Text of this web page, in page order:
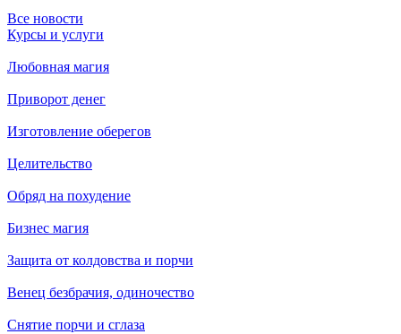
Все новости
Курсы и услуги
Любовная магия
Приворот денег
Изготовление оберегов
Целительство
Обряд на похудение
Бизнес магия
Защита от колдовства и порчи
Венец безбрачия, одиночество
Снятие порчи и сглаза